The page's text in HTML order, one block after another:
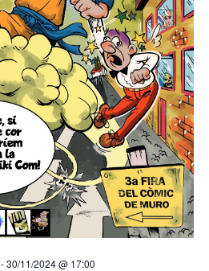
-30/11/2024 @ 17:00